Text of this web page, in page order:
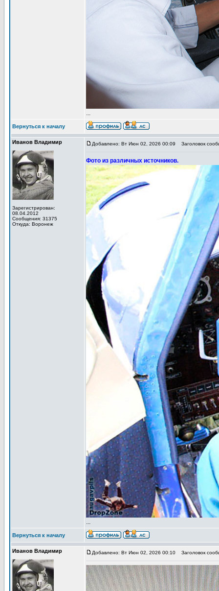
...
Вернуться к началу
Иванов Владимир
Зарегистрирован:
08.04.2012
Сообщения: 31375
Откуда: Воронеж
Добавлено: Вт Июн 02, 2026 00:09 Заголовок
Фото из различных источников.
...
Вернуться к началу
Иванов Владимир Добавлено: Вт Июн 02, 2026 00:10 Заголовок